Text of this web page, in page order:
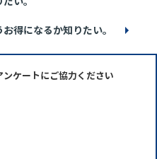
得になるか知りたい。
ケートにご協力ください